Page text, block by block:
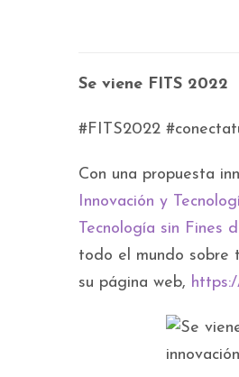
Se viene FITS 2022
#FITS2022
Con una propuesta
Innovación y
Tecnología sin Fines
todo el mundo sobre
su página web,